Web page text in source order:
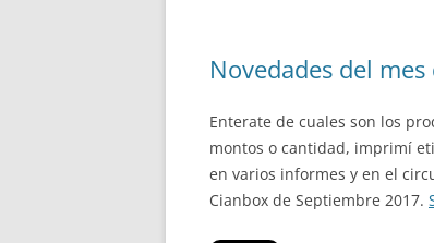
Novedades del
Enterate de cuales son los
montos o cantidad, imprimí
en varios informes y en el
Cianbox de Septiembre 2017.